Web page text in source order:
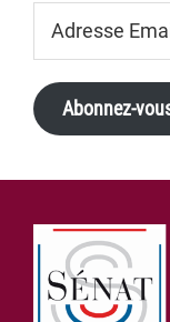
Email
Abonnez-
Footer